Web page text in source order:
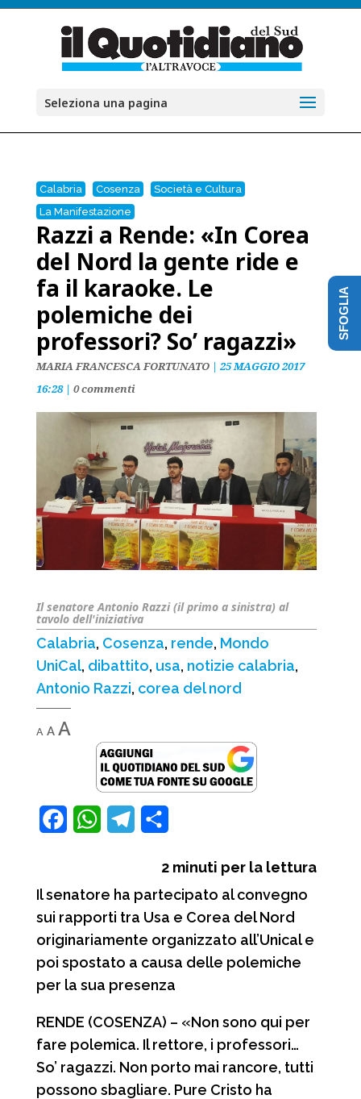
Seleziona una pagina
Calabria Cosenza
Società e Cultura
La Manifestazione
Razzi a Rende: «In Corea
del Nord la gente ride e
fa il karaoke. Le
polemiche dei
professori? So’ ragazzi»
MARIA FRANCESCA FORTUNATO| 25 MAGGIO 2017
16:28| 0 commenti
Il senatore Antonio Razzi (il primo a sinistra) al
tavolo dell'iniziativa
Calabria, Cosenza, rende, Mondo
UniCal, dibattito, usa, notizie calabria,
Antonio Razzi, corea del nord
A
Decrease
font
A
Reset
font
AIncrease
font
size.
e
b
o
o
W
t
A
p
e
r
a
n
d
v
i
i
2 minuti per la lettura
Il senatore ha partecipato al convegno
sui rapporti tra Usa e Corea del Nord
originariamente organizzato all’Unical e
poi spostato a causa delle polemiche
per la sua presenza
RENDE (COSENZA) – «Non sono qui per
fare polemica. Il rettore, i professori…
So’ ragazzi. Non porto mai rancore, tutti
possono sbagliare. Pure Cristo ha
SFOGLIA